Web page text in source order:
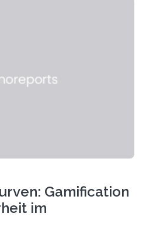
and participation
Gamification
im